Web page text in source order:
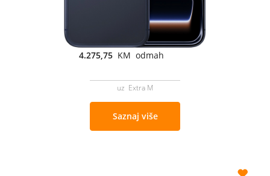
4.275,75 KM odmah
uz Extra M
Saznaj više